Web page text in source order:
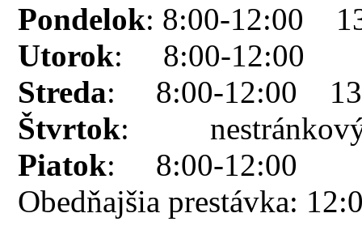
Pondelok: 8:00-12:00
Utorok: 8:00-12:00
Streda: 8:00-12:00
Štvrtok: nestránkový
Piatok: 8:00-12:00
Obedňajšia prestávka: